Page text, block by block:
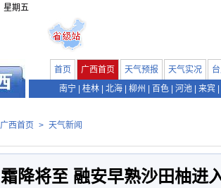
星期五
首页 广西首页 天气预报 天气实况
南宁
桂林 北海 柳州 百色 河池 来宾
广西首页 > 天气新闻
霜降将至 融安早熟沙田柚进